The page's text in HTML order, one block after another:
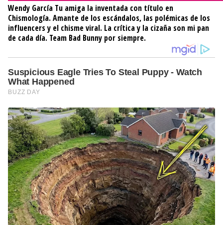
Wendy García Tu amiga la inventada con título en
Chismología. Amante de los escándalos, las polémicas de los
influencers y el chisme viral. La crítica y la cizaña son mi pan
de cada día. Team Bad Bunny por siempre.